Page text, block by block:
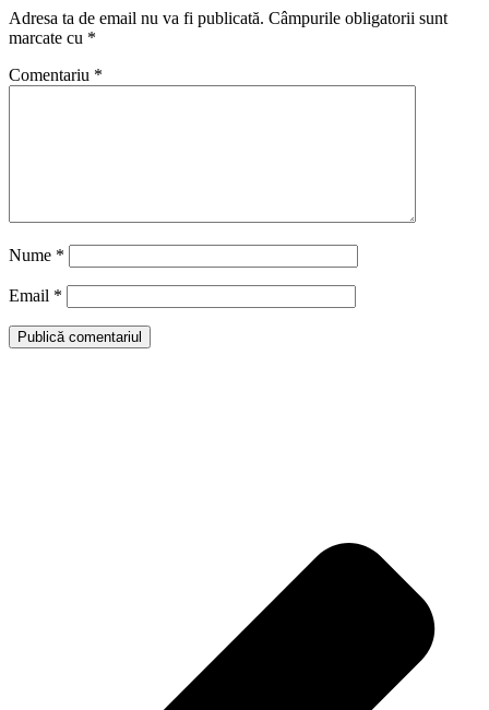
Adresa ta de email nu va fi publicată. Câmpurile obligatorii sunt
marcate cu *
Comentariu *
Nume *
Email *